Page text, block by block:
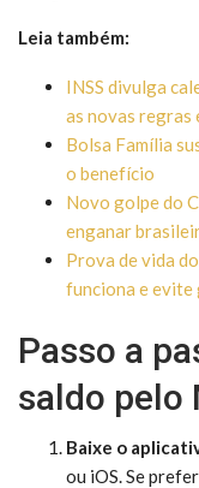
Leia também:
INSS divulga
as novas regras
Bolsa Família
o benefício
Novo golpe do
enganar
Prova de vida
funciona e evite
Passo a
saldo pelo
Baixe o
ou iOS. Se